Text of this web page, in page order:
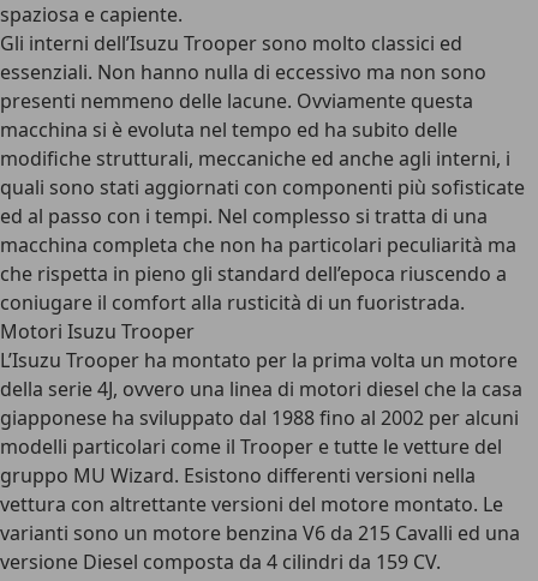
spaziosa e capiente.
Gli interni dell’Isuzu Trooper sono molto classici ed
essenziali. Non hanno nulla di eccessivo ma non sono
presenti nemmeno delle lacune. Ovviamente questa
macchina si è evoluta nel tempo ed ha subito delle
modifiche strutturali, meccaniche ed anche agli interni, i
quali sono stati aggiornati con componenti più sofisticate
ed al passo con i tempi. Nel complesso si tratta di una
macchina completa che non ha particolari peculiarità ma
che rispetta in pieno gli standard dell’epoca riuscendo a
coniugare il comfort alla rusticità di un fuoristrada.
Motori Isuzu Trooper
L’Isuzu Trooper ha montato per la prima volta un motore
della serie 4J, ovvero una linea di motori diesel che la casa
giapponese ha sviluppato dal 1988 fino al 2002 per alcuni
modelli particolari come il Trooper e tutte le vetture del
gruppo MU Wizard. Esistono differenti versioni nella
vettura con altrettante versioni del motore montato. Le
varianti sono un motore benzina V6 da 215 Cavalli ed una
versione Diesel composta da 4 cilindri da 159 CV.